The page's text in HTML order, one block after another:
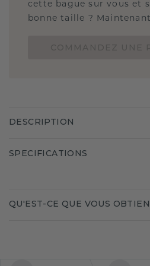
cette bague sur vous et
bonne taille ?
DESCRIPTION
SPECIFICATIONS
QU'EST-CE QUE VOUS